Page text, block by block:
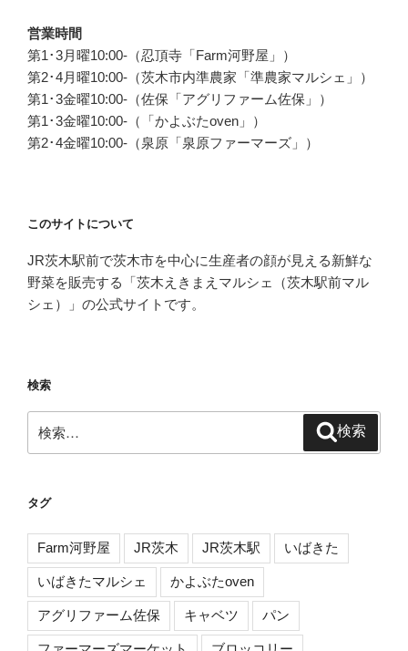
営業時間
第1･3月曜10:00-（忍頂寺「Farm河野屋」）
第2･4月曜10:00-（茨木市内準農家「準農家マルシェ」）
第1･3金曜10:00-（佐保「アグリファーム佐保」）
第1･3金曜10:00-（「かよぶたoven」）
第2･4金曜10:00-（泉原「泉原ファーマーズ」）
このサイトについて
JR茨木駅前で茨木市を中心に生産者の顔が見える新鮮な
野菜を販売する「茨木えきまえマルシェ（茨木駅前マル
シェ）」の公式サイトです。
検索
索:
検索
タグ
Farm河野屋 JR茨木 JR茨木駅 いばきた
いばきたマルシェ かよぶたoven
アグリファーム佐保 キャベツ パン